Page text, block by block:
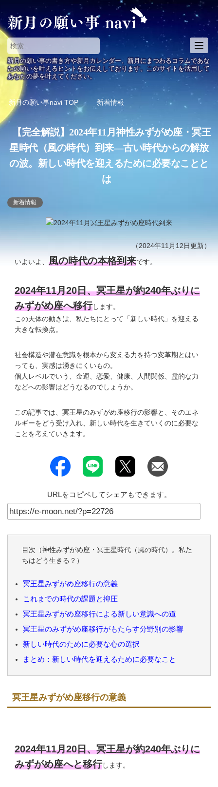
T
o
g
g
e
v
i
g
a
新月の願い事の書き方や新月カレンダー、新月にまつわるコラムであな
たの願いを叶えるヒントをお伝えしております。このサイトを活用して
あなたの夢を叶えてください。
新月の願い事navi TOP 新着情報
【完全解説】2024年11月神性みずがめ座・冥王
星時代（風の時代）到来—古い時代からの解放
の波。新しい時代を迎えるために必要なことと
は
新着情報
（2024年11月12日更新）
いよいよ、 風の時代の本格到来です。
2024年11月20日、冥王星が約240年ぶりに
みずがめ座へ移行します。
この天体の動きは、私たちにとって「新しい時代」を迎える
大きな転換点。
社会構造や潜在意識を根本から変える力を持つ変革期とはい
っても、実感は湧きにくいもの。
個人レベルでいう、金運、恋愛、健康、人間関係、霊的な力
などへの影響はどうなるのでしょうか。
この記事では、冥王星のみずがめ座移行の影響と、そのエネ
ルギーをどう受け入れ、新しい時代を生きていくのに必要な
ことを考えていきます。
URLをコピペしてシェアもできます。
目次（神性みずがめ座・冥王星時代（風の時代）。私た
ちはどう生きる？）
冥王星みずがめ座移行の意義
これまでの時代の課題と抑圧
冥王星みずがめ座移行による新しい意識への道
冥王星のみずがめ座移行がもたらす分野別の影響
新しい時代のために必要な心の選択
まとめ：新しい時代を迎えるために必要なこと
冥王星みずがめ座移行の意義
2024年11月20日、冥王星が約240年ぶりに
みずがめ座へと移行します。